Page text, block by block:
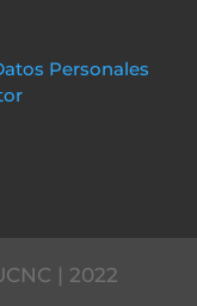
Personales
| 2022